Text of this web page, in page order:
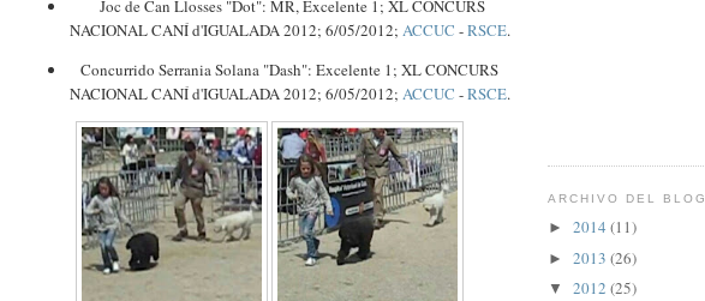
Joc de Can Llosses "Dot": MR, Excelente 1; XL CONCURS
NACIONAL CANÍ d'IGUALADA 2012; 6/05/2012; ACCUC -RSCE.
Concurrido Serrania Solana "Dash": Excelente 1; XL CONCURS
NACIONAL CANÍ d'IGUALADA 2012; 6/05/2012; ACCUC -RSCE.
ARCHIVO DEL BLOG
► 2014 (11)
► 2013 (26)
▼ 2012 (25)